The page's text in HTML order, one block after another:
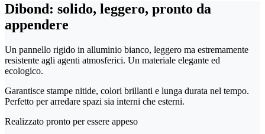
Dibond: solido, leggero, pronto da
appendere
Un pannello rigido in alluminio bianco, leggero ma estremamente
resistente agli agenti atmosferici. Un materiale elegante ed
ecologico.
Garantisce stampe nitide, colori brillanti e lunga durata nel tempo.
Perfetto per arredare spazi sia interni che esterni.
Realizzato pronto per essere appeso